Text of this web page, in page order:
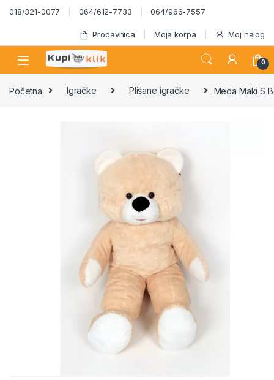
Skip to navigation
Skip to content
018/321-0077 064/612-7733 064/966-7557
Prodavnica Moja korpa Moj nalog
0
Početna Igračke Plišane igračke Meda Maki S